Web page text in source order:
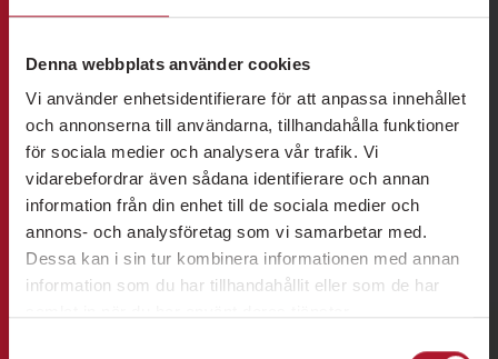
Denna webbplats använder cookies
Vi använder enhetsidentifierare för att anpassa innehållet
och annonserna till användarna, tillhandahålla funktioner
för sociala medier och analysera vår trafik. Vi
vidarebefordrar även sådana identifierare och annan
information från din enhet till de sociala medier och
annons- och analysföretag som vi samarbetar med.
Dessa kan i sin tur kombinera informationen med annan
information som du har tillhandahållit eller som de har